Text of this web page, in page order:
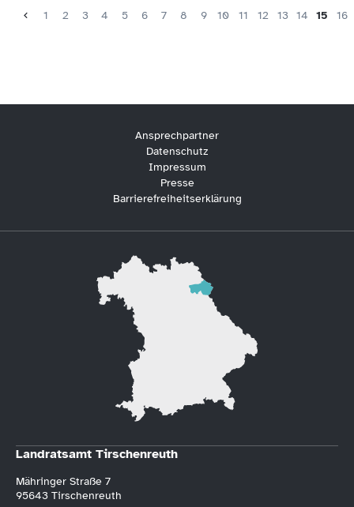
1 2 3 4 5 6 7 8 9 10 11 12 13 14 15 16
Ansprechpartner
Datenschutz
Impressum
Presse
Barrierefreiheitserklärung
Landratsamt Tirschenreuth
Mähringer Straße 7
95643 Tirschenreuth